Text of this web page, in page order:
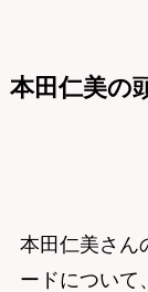
本田仁美の
本田仁美さん
ードについて